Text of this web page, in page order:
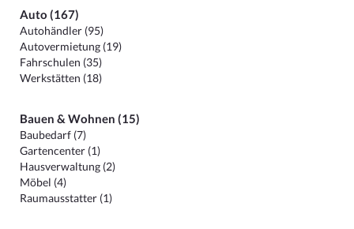
Auto (167)
Autohändler (95)
Autovermietung (19)
Fahrschulen (35)
Werkstätten (18)
Bauen & Wohnen (15)
Baubedarf (7)
Gartencenter (1)
Hausverwaltung (2)
Möbel (4)
Raumausstatter (1)